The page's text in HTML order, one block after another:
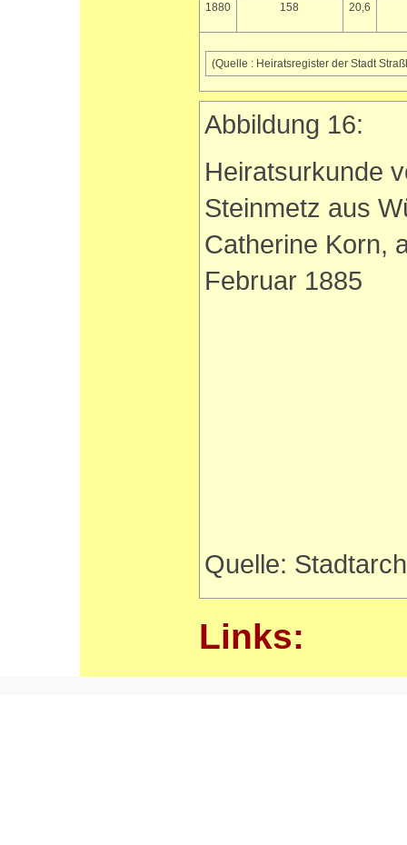
1880
158 20,6
(Quelle : Heiratsregister der Stadt
Abbildung 16:
Heiratsurkunde
Steinmetz aus
Catherine Korn,
Februar 1885
Quelle:
Links: